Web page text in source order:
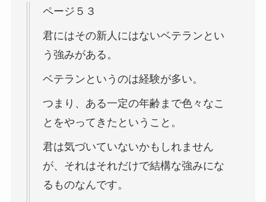
ページ５３
君にはその新人にはないベテランとい
う強みがある。
ベテランというのは経験が多い。
つまり、ある一定の年齢まで色々なこ
とをやってきたということ。
君は気づいていないかもしれません
が、それはそれだけで結構な強みにな
るものなんです。